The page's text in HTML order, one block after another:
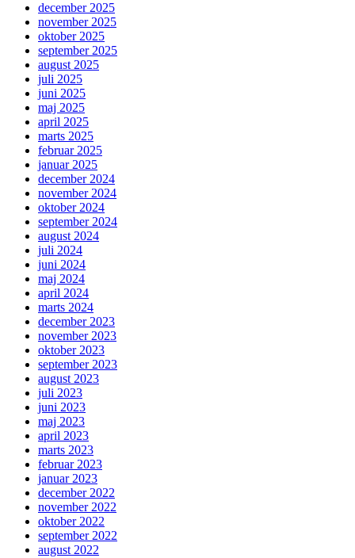
december 2025
november 2025
oktober 2025
september 2025
august 2025
juli 2025
juni 2025
maj 2025
april 2025
marts 2025
februar 2025
januar 2025
december 2024
november 2024
oktober 2024
september 2024
august 2024
juli 2024
juni 2024
maj 2024
april 2024
marts 2024
december 2023
november 2023
oktober 2023
september 2023
august 2023
juli 2023
juni 2023
maj 2023
april 2023
marts 2023
februar 2023
januar 2023
december 2022
november 2022
oktober 2022
september 2022
august 2022